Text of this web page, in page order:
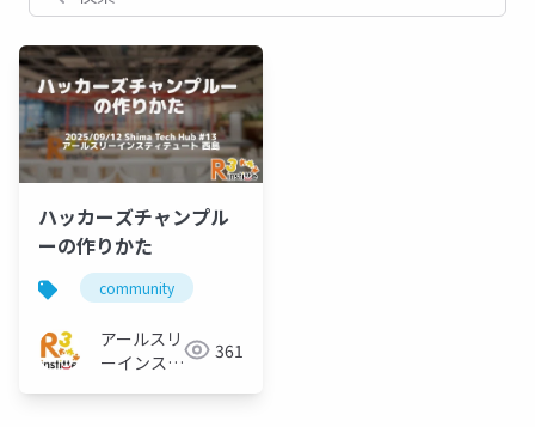
ハッカーズチャンプル
ーの作りかた
community
アールスリ
ーインステ
361